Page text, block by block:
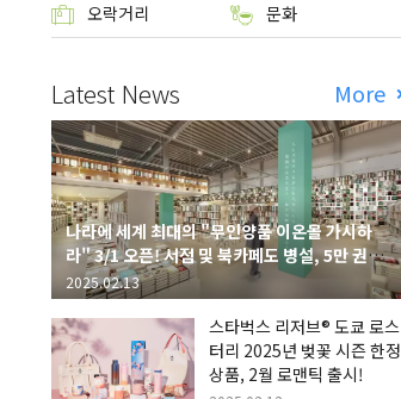
오락거리 문화
Latest News More
나라에 세계 최대의 "무인양품 이온몰 가시하
라" 3/1 오픈! 서점 및 북카페도 병설, 5만 권의
"가시하라 서점"도 출점
2025.02.13
스타벅스 리저브® 도쿄 로스
터리 2025년 벚꽃 시즌 한정
상품, 2월 로맨틱 출시!